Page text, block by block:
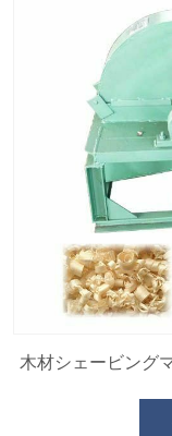
木材シェービング